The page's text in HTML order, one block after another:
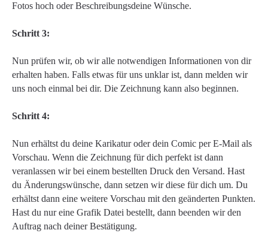
Fotos hoch oder Beschreibungsdeine Wünsche.
Schritt 3:
Nun prüfen wir, ob wir alle notwendigen Informationen von dir
erhalten haben. Falls etwas für uns unklar ist, dann melden wir
uns noch einmal bei dir. Die Zeichnung kann also beginnen.
Schritt 4:
Nun erhältst du deine Karikatur oder dein Comic per E-Mail als
Vorschau. Wenn die Zeichnung für dich perfekt ist dann
veranlassen wir bei einem bestellten Druck den Versand. Hast
du Änderungswünsche, dann setzen wir diese für dich um. Du
erhältst dann eine weitere Vorschau mit den geänderten Punkten.
Hast du nur eine Grafik Datei bestellt, dann beenden wir den
Auftrag nach deiner Bestätigung.